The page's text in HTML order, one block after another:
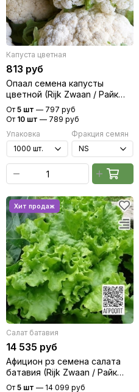
Капуста цветная
813 руб
Опаал семена капусты
цветной (Rijk Zwaan / Райк
Цваан)
От 5 шт — 797 руб
От 10 шт — 789 руб
Упаковка
Фракция семян
Салат батавия
14 535 руб
Афицион рз семена салата
батавия (Rijk Zwaan / Райк
Цваан)
От 5 шт — 14 099 руб